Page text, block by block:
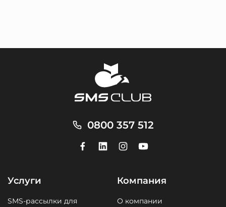
0800 357 512
Услуги
SMS-рассылки для
Компания
О компании